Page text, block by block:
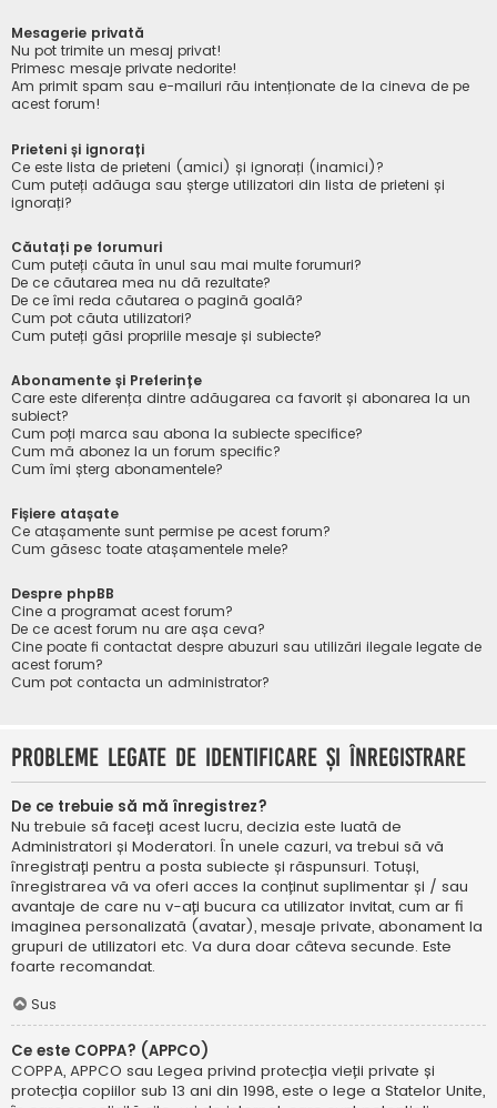
Mesagerie privată
Nu pot trimite un mesaj privat!
Primesc mesaje private nedorite!
Am primit spam sau e-mailuri rău intenționate de la cineva de pe
acest forum!
Prieteni și ignorați
Ce este lista de prieteni (amici) și ignorați (inamici)?
Cum puteți adăuga sau șterge utilizatori din lista de prieteni și
ignorați?
Căutați pe forumuri
Cum puteți căuta în unul sau mai multe forumuri?
De ce căutarea mea nu dă rezultate?
De ce îmi reda căutarea o pagină goală?
Cum pot căuta utilizatori?
Cum puteți găsi propriile mesaje și subiecte?
Abonamente și Preferințe
Care este diferența dintre adăugarea ca favorit și abonarea la un
subiect?
Cum poți marca sau abona la subiecte specifice?
Cum mă abonez la un forum specific?
Cum îmi șterg abonamentele?
Fișiere atașate
Ce atașamente sunt permise pe acest forum?
Cum găsesc toate atașamentele mele?
Despre phpBB
Cine a programat acest forum?
De ce acest forum nu are așa ceva?
Cine poate fi contactat despre abuzuri sau utilizări ilegale legate de
acest forum?
Cum pot contacta un administrator?
Probleme legate de identificare și înregistrare
De ce trebuie să mă înregistrez?
Nu trebuie să faceți acest lucru, decizia este luată de
Administratori și Moderatori. În unele cazuri, va trebui să vă
înregistrați pentru a posta subiecte și răspunsuri. Totuși,
înregistrarea vă va oferi acces la conținut suplimentar și / sau
avantaje de care nu v-ați bucura ca utilizator invitat, cum ar fi
imaginea personalizată (avatar), mesaje private, abonament la
grupuri de utilizatori etc. Va dura doar câteva secunde. Este
foarte recomandat.
Sus
Ce este COPPA? (APPCO)
COPPA, APPCO sau Legea privind protecția vieții private și
protecția copiilor sub 13 ani din 1998, este o lege a Statelor Unite,